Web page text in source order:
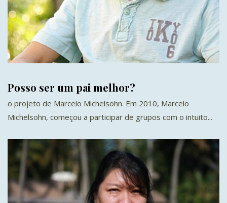
Posso ser um pai melhor?
o projeto de Marcelo Michelsohn. Em 2010, Marcelo
Michelsohn, começou a participar de grupos com o intuito...